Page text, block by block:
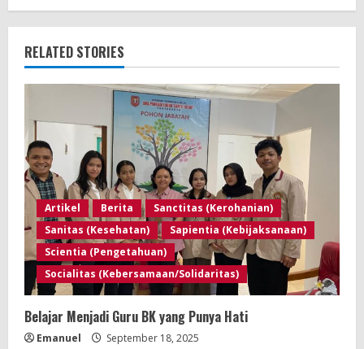
n
u
e
R
e
a
d
i
n
g
RELATED STORIES
Artikel Berita
Sanctitas (Kerohanian)
Sanitas (Kesehatan)
Sapientia (Kebijaksanaan)
Scientia (Pengetahuan)
Socialitas (Kebersamaan/Solidaritas)
Belajar Menjadi Guru BK yang Punya Hati
Emanuel September 18, 2025